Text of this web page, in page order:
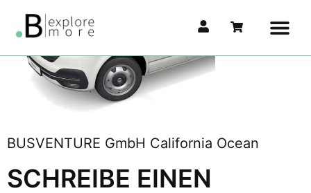
BUSVENTURE GmbH California Ocean
SCHREIBE EINEN